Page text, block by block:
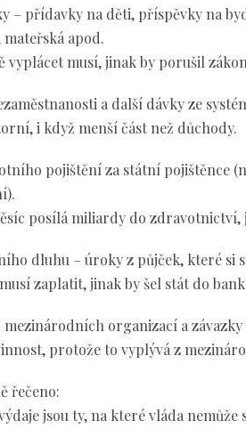
– přídavky na děti, příspěvky na
mateřská apod.
vyplácet musí, jinak by porušil
a další dávky ze
i když menší část než důchody.
pojištění za státní pojištěnce
posílá miliardy do zdravotnictví,
dluhu – úroky z půjček, které si
zaplatit, jinak by šel stát do
organizací a závazky
protože to vyplývá z
řečeno:
jsou ty, na které vláda nemůže